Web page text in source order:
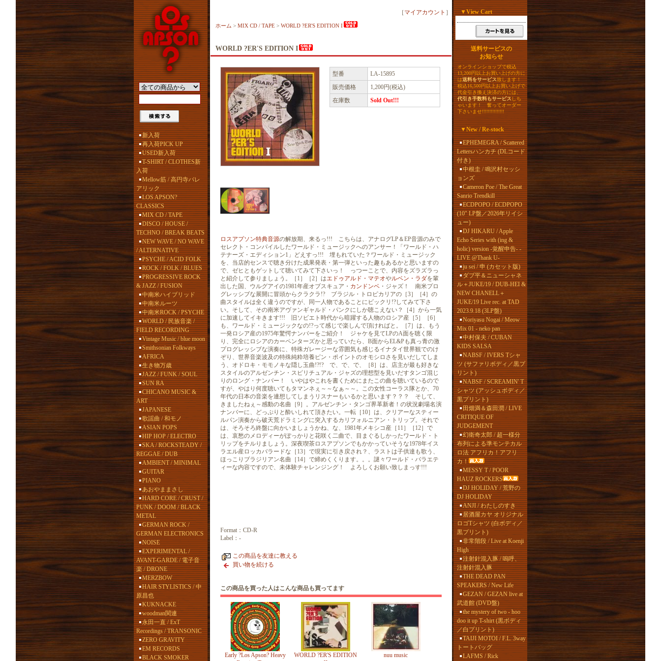
新入荷
再入荷PICK UP
USED新入荷
T-SHIRT / CLOTHES新
入荷
Mellow筋 / 高円寺バレ
アリック
LOS APSON?
CLASSICS
MIX CD / TAPE
DISCO / HOUSE /
TECHNO / BREAK BEATS
NEW WAVE / NO WAVE
/ ALTERNATIVE
PSYCHE / ACID FOLK
ROCK / FOLK / BLUES
PROGRESSIVE ROCK
& JAZZ / FUSION
中南米ハイブリッド
中南米ルーツ
中南米ROCK / PSYCHE
WORLD / 民族音楽 /
FIELD RECORDING
Vintage Music / blue moon
Smithsonian Folkways
AFRICA
生き物万歳
JAZZ / FUNK / SOUL
SUN RA
CHICANO MUSIC &
ART
JAPANESE
歌謡曲 / 和モノ
ASIAN POPS
HIP HOP / ELECTRO
SKA / ROCKSTEADY /
REGGAE / DUB
AMBIENT / MINIMAL
GUITAR
PIANO
あおやままさし
HARD CORE / CRUST /
PUNK / DOOM / BLACK
METAL
GERMAN ROCK /
GERMAN ELECTRONICS
NOISE
EXPERIMENTAL /
AVANT-GARDE / 電子音
楽 / DRONE
MERZBOW
HAIR STYLISTICS / 中
原昌也
KUKNACKE
woodman関連
永田一直 / ExT
Recordings / TRANSONIC
ZERO GRAVITY
EM RECORDS
BLACK SMOKER
［ マイアカウント ］
ホーム > MIX CD / TAPE > WORLD ?ER'S EDITION I
WORLD ?ER'S EDITION I
型番
LA-15895
販売価格
1,200円(税込)
在庫数
Sold Out!!!
ロスアプソン特典音源の解放期、来るっ!!! こちらは、アナログLP＆EP音源のみで
セレクト・コンパイルしたワールド・ミュージックへのアンサー！「ワールド・ハ
テナーズ・エディション1」どえすっ!!! 埋もれていた？ワールド・ミュージック
を、当店的センスで聴き分けた成果発表・第一弾といった趣もあるかと思いますの
で、ゼヒともゲットして聴いてみて下さいっ！ っつーことで、内容をズラズラっ
と紹介して参りましょう。［1］［2］はエドゥアルド・マテオやルベン・ラダを輩
出した国、ウルグアイの1981年産オブスキュア・ カンドンベ ・ジャズ！ 南米プロ
グレッシブな展開に冒頭からクラクラ!? ブラジル・トロピカリアの［3］［4］の
曲スタイルは全く違うのですが、同一人物であることにビックリ!?してみて下さ
い。そして、その南米アヴァンギャルド・パンクにしか聴こえない？［4］から一気
に加速してイキきます!!! 旧ソビエト時代から暗躍する人物のロシア産［5］［6］
も、ワールド・ミュージックなの!?って感じで楽しんで頂ければと。［7］は、もう
一発ロシア産の1975年驚愕ナンバーをご紹介！ ジャケを見てLPのA面を聴く限
り、完全にロシアのカーペンターズかと思っていたら、B面からEL&Pも真っ青の激
プログレッシブな演奏に、特殊ガレージーな雰囲気も感じるイナタイ世界観でのけ
ぞり、世界音楽波及の特殊純粋培養ピン・ポイントのオモシロさを見いだしてしま
う、オドロキ・モモノキな隠し玉曲!?!? で、で、で、［8］は、店主が最も好きな
スタイルのアルゼンチン・スピリチュアル・ジャズの理想型を見いだすタンゴ混じ
りのロング・ナンバー！ いやはやこれを書くためにまたこの曲を聴いているので
すが、やはり何度聴いてもタマンネぇ～～なぁ～～。この女性コーラス隊とか、70
年代の日本の音楽を連想してしまうリスナーもいるかと思います？？？ そして、
きましたねぇ～感動の名曲［9］。アルゼンチン・タンゴ界革新者！の状況劇場名演
ナンバーに、どっぷりと酔いしれて頂きたい。一転［10］は、クリアーなスティー
ルパン演奏から破天荒ドラミングに突入するカリフォルニアン・トリップ。それで
は、そろそろ終盤に向かいましょうかね、な、1981年メキシコ産［11］［12］で
は、哀愁のメロディーがぽっかりと花咲く二曲で、目まぐるしかったワールド・ト
リップをチルりましょう。深夜喫茶ロスアプソンでもかかっていそうな1978年イス
ラエル産ロッカバラードな［13］で現実に引き戻され？、ラストは子供達も歌う、
ほっこりブラジリアン名曲［14］で締めくくります。。。謎々ワールド・バラエテ
ィーな内容ですので、未体験チャレンジング！ よろしくお願い致しまっす!!!
Format：CD-R
Label：-
この商品を友達に教える
買い物を続ける
この商品を買った人はこんな商品も買ってます
Early ?Los Apson? Heavy
WORLD ?ER'S EDITION
nuu music
▼View Cart
送料サービスの
お知らせ
オンラインショップで税込
13,200円以上お買い上げの方に
は送料をサービス致します！
税込16,500円以上お買い上げで
代金引き換え決済の方には、
代引き手数料もサービスしち
ゃいます！ 奮ってオーダー
下さいませ!!!!!!!!!!!!!!!
▼New / Re-stock
EPHEMEGRA / Scattered
Lettersハンカチ (DLコード
付き)
中根圭 / 鳴沢村セッシ
ョンズ
Cameron Poe / The Great
Sanrio Trendkill
ECDPOPO / ECDPOPO
(10" LP盤／2026年リイシ
ュー)
DJ HIKARU / Apple
Echo Series with (ing &
holic) version -覚醒申告- -
LIVE @Thank U-
ju sei / 申 (カセット版)
ダブ平＆ニューシャネ
ル＋JUKE/19 / DUB-HEI &
NEW CHANELL＋
JUKE/19 Live rec. at TAD
2023.9.18 (3LP盤)
Noriyasu Nogai / Meow
Mix 01 - neko pan
中村保夫 / CUBAN
KIDS SALSA
NABSF / IVERS Tシャ
ツ (サファリボディ／黒プ
リント)
NABSF / SCREAMIN' T
シャツ (アッシュボディ／
黒プリント)
田畑満＆森田潤 / LIVE
CRITIQUE OF
JUDGEMENT
幻衛奇太郎 / 超一様分
布列による準モンテカル
ロ法 アフリカ！アフリ
カ！
MESSY T / POOR
HAUZ ROCKERS
DJ HOLIDAY / 荒野の
DJ HOLIDAY
ANJI / わたしのすき
居酒屋カヤ オリジナル
ロゴTシャツ (白ボディ／
黒プリント)
非常階段 / Live at Koenji
High
注射針混入豚 / 嗚呼、
注射針混入豚
THE DEAD PAN
SPEAKERS / New Life
GEZAN / GEZAN live at
武道館 (DVD盤)
the mystery of two - hoo
doo it up T-shirt (黒ボディ
／白プリント)
TAIJI MOTOI / F.L. 3way
トートバッグ
LAFMS / Rick